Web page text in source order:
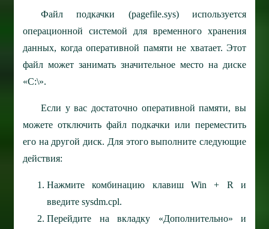
Файл подкачки (pagefile.sys) используется
операционной системой для временного хранения
данных, когда оперативной памяти не хватает. Этот
файл может занимать значительное место на диске
«C:\».
Если у вас достаточно оперативной памяти, вы
можете отключить файл подкачки или переместить
его на другой диск. Для этого выполните следующие
действия:
Нажмите комбинацию клавиш Win + R и
введите sysdm.cpl.
Перейдите на вкладку «Дополнительно» и